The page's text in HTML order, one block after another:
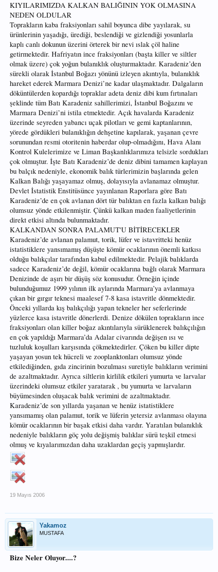
KIYILARIMIZDA KALKAN BALIĞININ YOK OLMASINA
NEDEN OLDULAR
Toprakların kaba fraksiyonları sahil boyunca dibe yayılarak, su
ürünlerinin yaşadığı, ürediği, beslendiği ve gizlendiği yosunlarla
kaplı canlı dokunun üzerini örterek bir nevi ıslak çöl haline
getirmektedir. Hafriyatın ince fraksiyonları (başta killer ve siltler
olmak üzere) çok yoğun bulanıklık oluşturmaktadır. Karadeniz’den
sürekli olarak İstanbul Boğazı yönünü izleyen akıntıyla, bulanıklık
hareket ederek Marmara Denizi’ne kadar ulaşmaktadır. Dalgaların
döküntülerden kopardığı topraklar adeta deniz dibi kum fırtınaları
şeklinde tüm Batı Karadeniz sahillerimizi, İstanbul Boğazını ve
Marmara Denizi’ni istila etmektedir. Açık havalarda Karadeniz
üzerinde seyreden yabancı uçak pilotları ve gemi kaptanlarının,
yörede gördükleri bulanıklığın dehşetine kapılarak, yaşanan çevre
sorunundan resmi otoritenin haberdar olup-olmadığını, Hava Alanı
Kontrol Kulelerimize ve Liman Başkanlıklarımıza telsizle sordukları
çok olmuştur. İşte Batı Karadeniz’de deniz dibini tamamen kaplayan
bu balçık nedeniyle, ekonomik balık türlerimizin başlarında gelen
Kalkan Balığı yaşayamaz olmuş, dolayısıyla avlanamaz olmuştur.
Devlet İstatistik Enstitüsünce yayınlanan Raporlara göre Batı
Karadeniz’de en çok avlanan dört tür balıktan en fazla kalkan balığı
olumsuz yönde etkilenmiştir. Çünkü kalkan maden faaliyetlerinin
direkt etkisi altında bulunmaktadır.
KALKANDAN SONRA PALAMUT'U BİTİRECEKLER
Karadeniz’de avlanan palamut, torik, lüfer ve istavritteki henüz
istatistiklere yansımamış düşüşte kömür ocaklarının önemli katkısı
olduğu balıkçılar tarafından kabul edilmektedir. Pelajik balıklarda
sadece Karadeniz’de değil, kömür ocaklarına bağlı olarak Marmara
Denizinde de aşırı bir düşüş söz konusudur. Örneğin içinde
bulunduğumuz 1999 yılının ilk aylarında Marmara’ya avlanmaya
çıkan bir gırgır teknesi maalesef 7-8 kasa istavritle dönmektedir.
Önceki yıllarda kış balıkçılığı yapan tekneler her seferlerinde
yüzlerce kasa istavritle dönerlerdi. Denize dökülen toprakların ince
fraksiyonları olan killer boğaz akıntılarıyla sürüklenerek balıkçılığın
en çok yapıldığı Marmara’da Adalar civarında değişen ısı ve
tuzluluk koşulları karşısında çökmektedirler. Çöken bu killer dipte
yaşayan yosun tek hücreli ve zooplanktonları olumsuz yönde
etkilediğinden, gıda zincirinin bozulması suretiyle balıkların verimini
de azaltmaktadır. Ayrıca siltlerin kirlilik etkileri yumurta ve larvalar
üzerindeki olumsuz etkiler yaratarak , bu yumurta ve larvaların
büyümesinden oluşacak balık verimini de azaltmaktadır.
Karadeniz’de son yıllarda yaşanan ve henüz istatistiklere
yansımamış olan palamut, torik ve lüferin yetersiz avlanması olayına
kömür ocaklarının bir başak etkisi daha vardır. Yaratılan bulanıklık
nedeniyle balıkların göç yolu değişmiş balıklar sürü teşkil etmesi
olmuş ve kıyalarımızdan daha uzaklardan geçiş yapmışlardır.
19 Mayıs 2006
Yakamoz
MUSTAFA
Bize Neler Oluyor....?